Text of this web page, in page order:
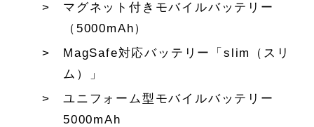
マグネット付きモバイルバッテリー
（5000mAh）
MagSafe対応バッテリー「slim（スリ
ム）」
ユニフォーム型モバイルバッテリー
5000mAh